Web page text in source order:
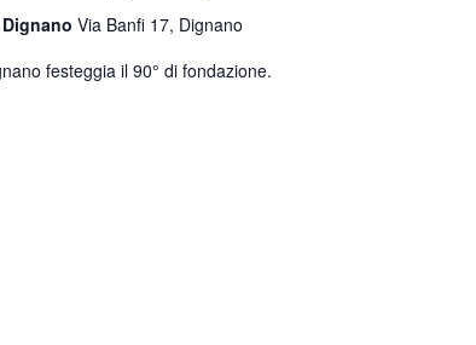
Via Banfi 17, Dignano
festeggia il 90° di fondazione.